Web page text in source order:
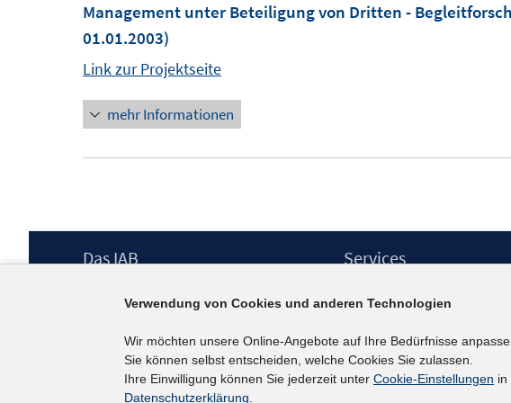
Management unter Beteiligung von Dritten -
01.01.2003)
Link zur Projektseite
mehr Informationen
Footer
Das IAB
Berufsforschung (IAB) – unser Leitbild
Institutsleitung
Graduiertenprogramm
Befragungen
Projekte
Services
IAB-Newsletter
Kontakt
Verwendung von Cookies und anderen Technologien
Wir möchten unsere Online-Angebote auf Ihre Bedürfnisse
Sie können selbst entscheiden, welche Cookies Sie zulassen.
Ihre Einwilligung können Sie jederzeit unter Cookie-Einstellungen in
Datenschutzerklärung.